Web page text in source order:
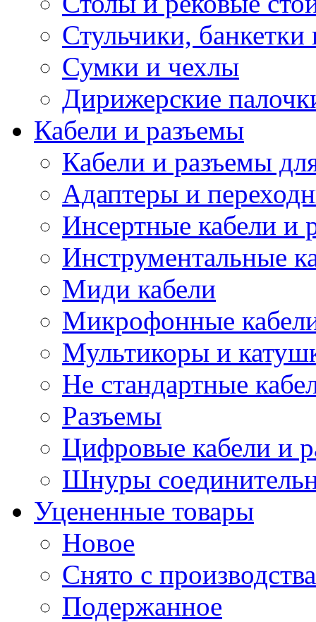
Стульчики, банкетки
Сумки и чехлы
Дирижерские
Кабели и разъемы
Кабели и разъемы
Адаптеры и
Инсертные кабели и
Инструментальные
Миди кабели
Микрофонные
Мультикоры и
Не стандартные
Разъемы
Цифровые кабели и
Шнуры
Уцененные товары
Новое
Снято с производства
Подержанное